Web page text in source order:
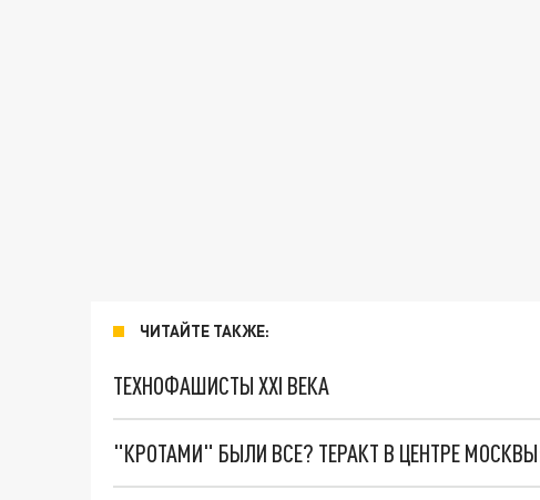
ЧИТАЙТЕ ТАКЖЕ:
ТЕХНОФАШИСТЫ XXI ВЕКА
"КРОТАМИ" БЫЛИ ВСЕ? ТЕРАКТ В ЦЕНТРЕ